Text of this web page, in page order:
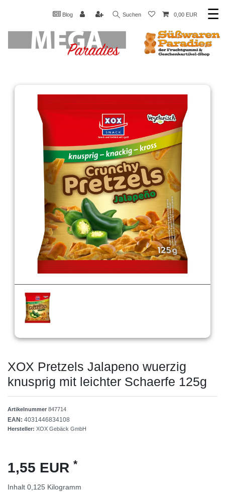
Blog Suchen 0,00 EUR ☰
XOX Pretzels Jalapeno wuerzig
knusprig mit leichter Schaerfe 125g
Artikelnummer 847714
EAN: 4031446834108
Hersteller: XOX Gebäck GmbH
1,55 EUR *
Inhalt 0,125 Kilogramm